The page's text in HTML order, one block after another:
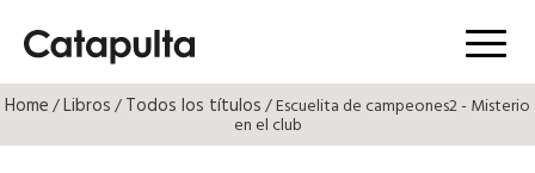
Menú
Home/Libros/Todos los títulos/ Escuelita de campeones2 - Misterio
en el club